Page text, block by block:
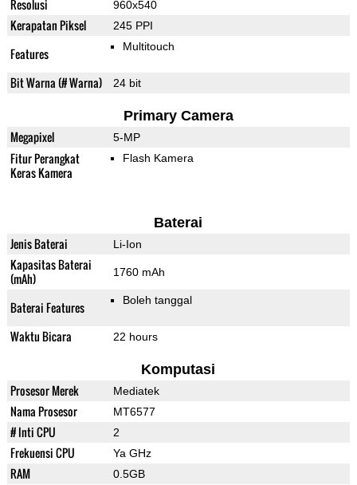
Resolusi 960x540
Kerapatan Piksel 245 PPI
Features Multitouch
Bit Warna (# Warna) 24 bit
Primary Camera
Megapixel 5-MP
Fitur Perangkat
Keras Kamera
Flash Kamera
Baterai
Jenis Baterai Li-Ion
Kapasitas Baterai
(mAh)
1760 mAh
Baterai Features Boleh tanggal
Waktu Bicara 22 hours
Komputasi
Prosesor Merek Mediatek
Nama Prosesor MT6577
# Inti CPU 2
Frekuensi CPU Ya GHz
RAM 0.5GB